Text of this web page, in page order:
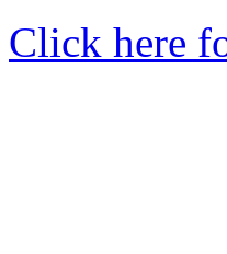
Click here